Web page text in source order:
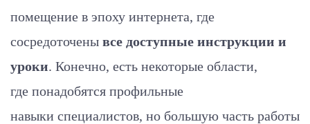
помещение в эпоху интернета, где
сосредоточены все доступные инструкции и
уроки. Конечно, есть некоторые области,
где понадобятся профильные
навыки специалистов, но большую часть работы